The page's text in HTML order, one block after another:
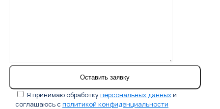
Я принимаю обработкуперсональных данных и
соглашаюсь с политикой конфиденциальности